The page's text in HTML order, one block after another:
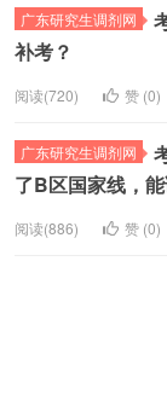
广东研究生调剂网
补考？
阅读(720) 赞 (0)
广东研究生调剂网
了B区国家线，
阅读(886) 赞 (0)